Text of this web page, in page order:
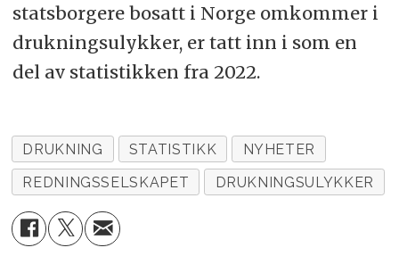
statsborgere bosatt i Norge omkommer i
drukningsulykker, er tatt inn i som en
del av statistikken fra 2022.
DRUKNING STATISTIKK
NYHETER
REDNINGSSELSKAPET
DRUKNINGSULYKKER